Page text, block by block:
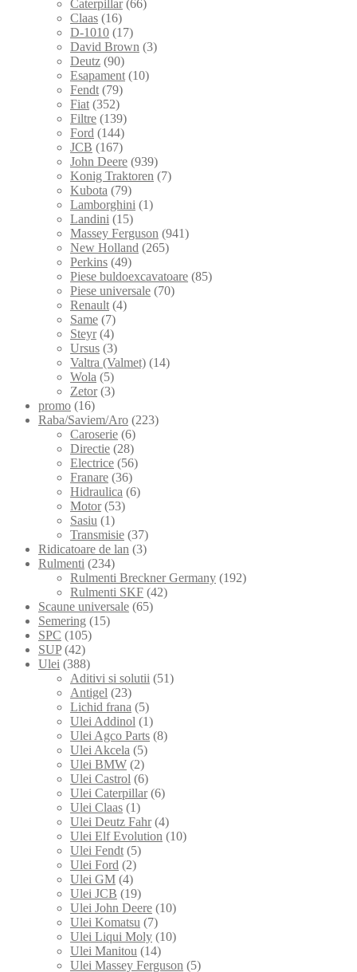
Caterpillar (66)
Claas (16)
D-1010 (17)
David Brown (3)
Deutz (90)
Esapament (10)
Fendt (79)
Fiat (352)
Filtre (139)
Ford (144)
JCB (167)
John Deere (939)
Konig Traktoren (7)
Kubota (79)
Lamborghini (1)
Landini (15)
Massey Ferguson (941)
New Holland (265)
Perkins (49)
Piese buldoexcavatoare (85)
Piese universale (70)
Renault (4)
Same (7)
Steyr (4)
Ursus (3)
Valtra (Valmet) (14)
Wola (5)
Zetor (3)
promo (16)
Raba/Saviem/Aro (223)
Caroserie (6)
Directie (28)
Electrice (56)
Franare (36)
Hidraulica (6)
Motor (53)
Sasiu (1)
Transmisie (37)
Ridicatoare de lan (3)
Rulmenti (234)
Rulmenti Breckner Germany (192)
Rulmenti SKF (42)
Scaune universale (65)
Semering (15)
SPC (105)
SUP (42)
Ulei (388)
Aditivi si solutii (51)
Antigel (23)
Lichid frana (5)
Ulei Addinol (1)
Ulei Agco Parts (8)
Ulei Akcela (5)
Ulei BMW (2)
Ulei Castrol (6)
Ulei Caterpillar (6)
Ulei Claas (1)
Ulei Deutz Fahr (4)
Ulei Elf Evolution (10)
Ulei Fendt (5)
Ulei Ford (2)
Ulei GM (4)
Ulei JCB (19)
Ulei John Deere (10)
Ulei Komatsu (7)
Ulei Liqui Moly (10)
Ulei Manitou (14)
Ulei Massey Ferguson (5)